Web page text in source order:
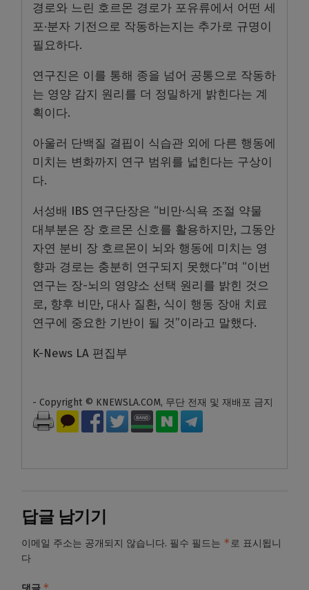
경로와 느린 호르몬 경로가 포유류에서 어떤 세
포·분자 기전으로 작동하는지는 추가로 규명이
필요하다.
연구진은 이를 통해 종을 넘어 공통으로 작동하
는 영양 감지 원리를 더 정밀하게 밝힌다는 계
획이다.
아울러 단백질 결핍이 식습관 외에 다른 행동에
미치는 변화까지 연구 범위를 넓힌다는 구상이
다.
서성배 IBS 연구단장은 “비만·식욕 조절 약물
대부분은 장 호르몬 신호를 활용하지만, 그동안
자연 분비 장 호르몬이 뇌와 행동에 미치는 영
향과 경로는 충분히 연구되지 못했다”며 “이번
연구는 장-뇌의 영양소 선택 원리를 밝힌 것으
로, 향후 비만, 대사 질환, 식이 행동 장애 치료
연구에 중요한 기반이 될 것”이라고 말했다.
K-News LA 편집부
- Copyright © KNEWSLA.COM, 무단 전재 및 재배포 금지
답글 남기기
이메일 주소는 공개되지 않습니다. 필수 필드는 *로 표시됩니
다